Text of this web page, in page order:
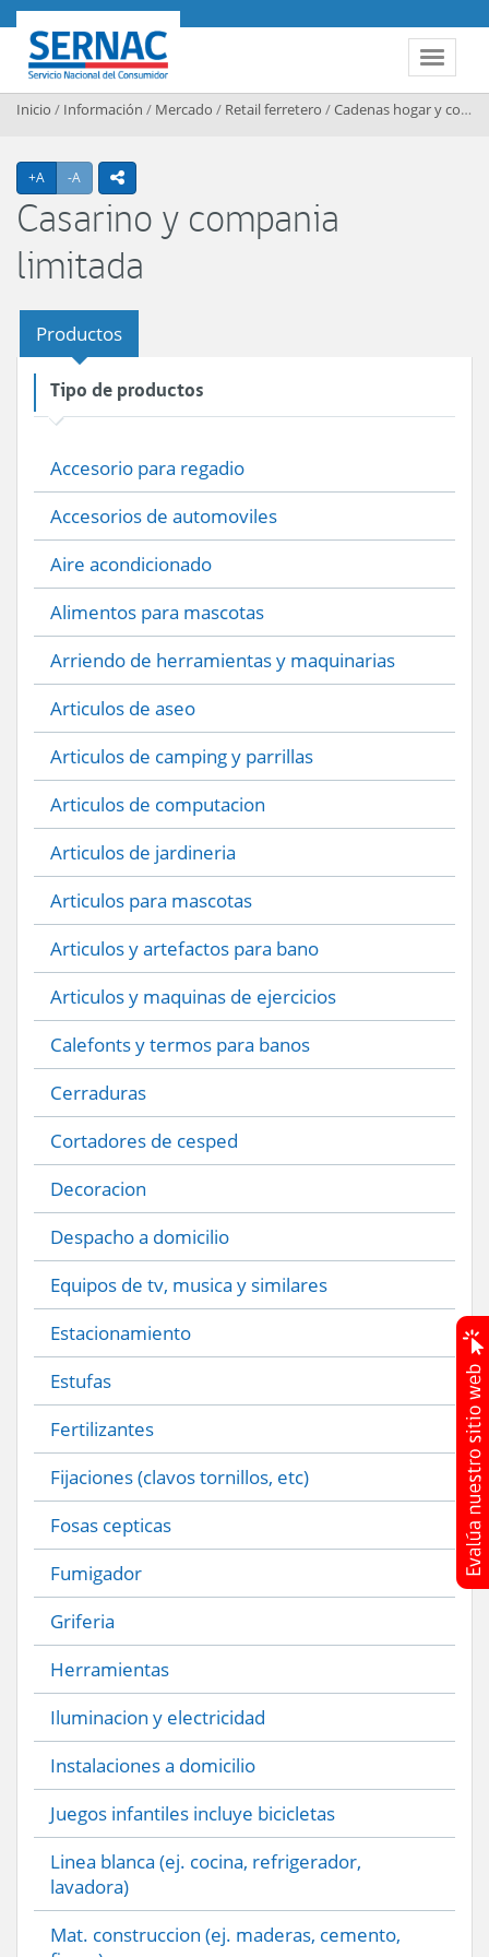
Contenido principal
Toggle
SERNAC
Inicio / Información / Mercado / Retail ferretero /Cadenas hogar y construccion
+A Agrandar texto
-A Achicar textoicono compartir
Casarino y compania
limitada
Productos
Tipo de productos
Accesorio para regadio
Accesorios de automoviles
Aire acondicionado
Alimentos para mascotas
Arriendo de herramientas y maquinarias
Articulos de aseo
Articulos de camping y parrillas
Articulos de computacion
Articulos de jardineria
Articulos para mascotas
Articulos y artefactos para bano
Articulos y maquinas de ejercicios
Calefonts y termos para banos
Cerraduras
Cortadores de cesped
Decoracion
Despacho a domicilio
Equipos de tv, musica y similares
Estacionamiento
Estufas
Fertilizantes
Fijaciones (clavos tornillos, etc)
Fosas cepticas
Fumigador
Griferia
Herramientas
Iluminacion y electricidad
Instalaciones a domicilio
Juegos infantiles incluye bicicletas
Linea blanca (ej. cocina, refrigerador,
lavadora)
Mat. construccion (ej. maderas, cemento,